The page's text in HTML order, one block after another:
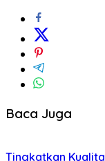
Baca Juga
Tingkatkan